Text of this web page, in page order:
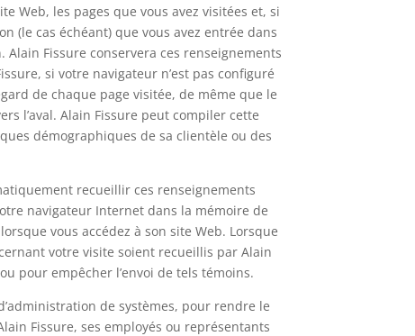
Web, les pages que vous avez visitées et, si
(le cas échéant) que vous avez entrée dans
Fissure conservera ces renseignements
si votre navigateur n’est pas configuré
de chaque page visitée, de même que le
l’aval. Alain Fissure peut compiler cette
démographiques de sa clientèle ou des
recueillir ces renseignements
navigateur Internet dans la mémoire de
vous accédez à son site Web. Lorsque
votre visite soient recueillis par Alain
pour empêcher l’envoi de tels témoins.
de systèmes, pour rendre le
Fissure, ses employés ou représentants